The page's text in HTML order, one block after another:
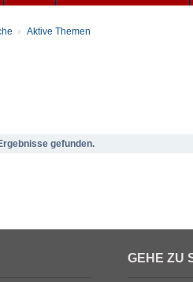
Aktive Themen
gefunden.
GEHE ZU